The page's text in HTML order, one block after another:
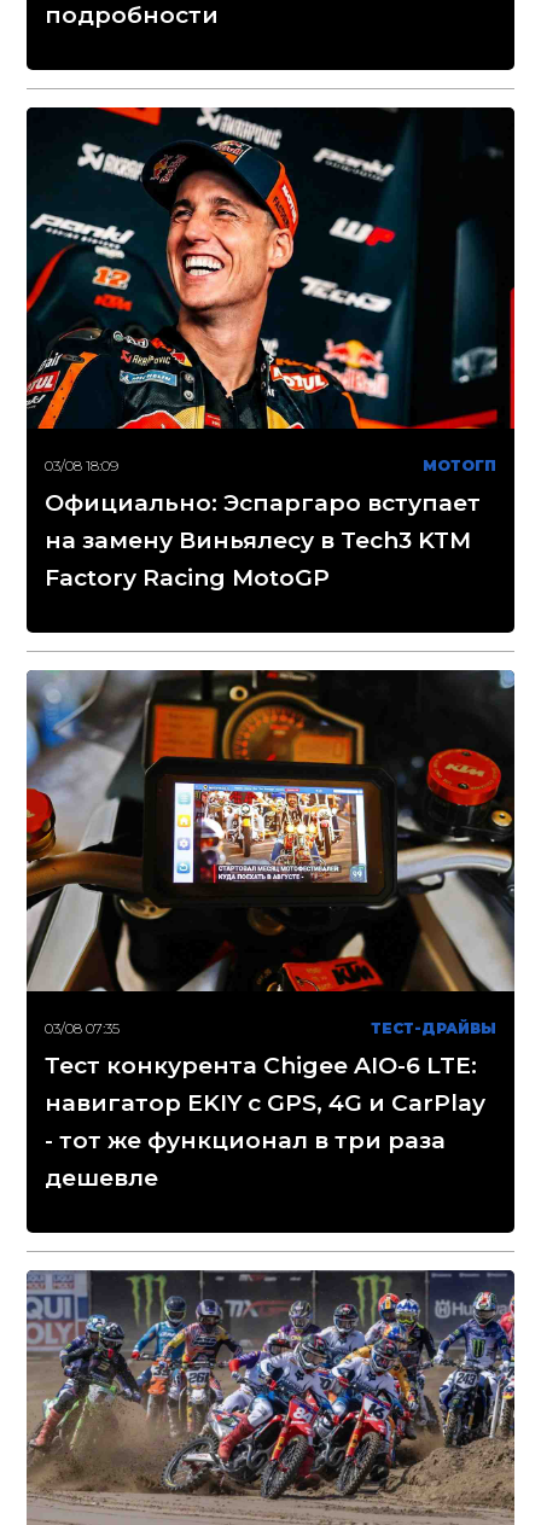
подробности
03/08 18:09 МОТОГП
Официально: Эспаргаро вступает
на замену Виньялесу в Tech3 KTM
Factory Racing MotoGP
03/08 07:35 ТЕСТ-ДРАЙВЫ
Тест конкурента Chigee AIO-6 LTE:
навигатор EKIY с GPS, 4G и CarPlay
- тот же функционал в три раза
дешевле